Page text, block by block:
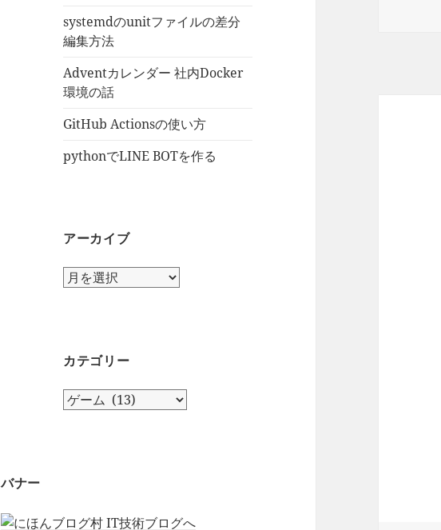
systemdのunitファイルの差分
編集方法
Adventカレンダー 社内Docker
環境の話
GitHub Actionsの使い方
pythonでLINE BOTを作る
アーカイブ
ア
ブ
カテゴリー
カ
バナー